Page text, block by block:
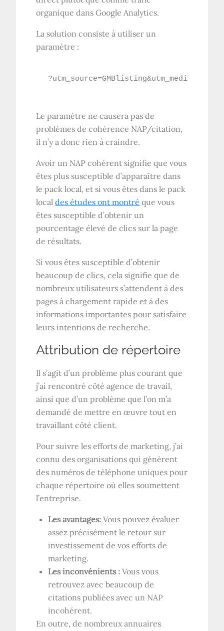
organique dans Google Analytics.
La solution consiste à utiliser un
paramètre :
Le paramètre ne causera pas de
problèmes de cohérence NAP/citation,
il n’y a donc rien à craindre.
Avoir un NAP cohérent signifie que vous
êtes plus susceptible d’apparaître dans
le pack local, et si vous êtes dans le pack
localdes études ont montré que vous
êtes susceptible d’obtenir un
pourcentage élevé de clics sur la page
de résultats.
Si vous êtes susceptible d’obtenir
beaucoup de clics, cela signifie que de
nombreux utilisateurs s’attendent à des
pages à chargement rapide et à des
informations importantes pour satisfaire
leurs intentions de recherche.
Attribution de répertoire
Il s’agit d’un problème plus courant que
j’ai rencontré côté agence de travail,
ainsi que d’un problème que l’on m’a
demandé de mettre en œuvre tout en
travaillant côté client.
Pour suivre les efforts de marketing, j’ai
connu des organisations qui génèrent
des numéros de téléphone uniques pour
chaque répertoire où elles soumettent
l’entreprise.
Les avantages: Vous pouvez évaluer
assez précisément le retour sur
investissement de vos efforts de
marketing.
Les inconvénients : Vous vous
retrouvez avec beaucoup de
citations publiées avec un NAP
incohérent.
En outre, de nombreux annuaires